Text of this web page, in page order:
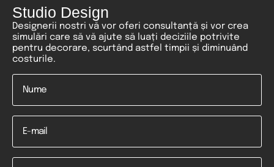
Studio Design
Designerii nostri vă vor oferi consultanță și vor crea
simulări care să vă ajute să luați deciziile potrivite
pentru decorare, scurtând astfel timpii și diminuând
costurile.
Nume
Email
Telefon